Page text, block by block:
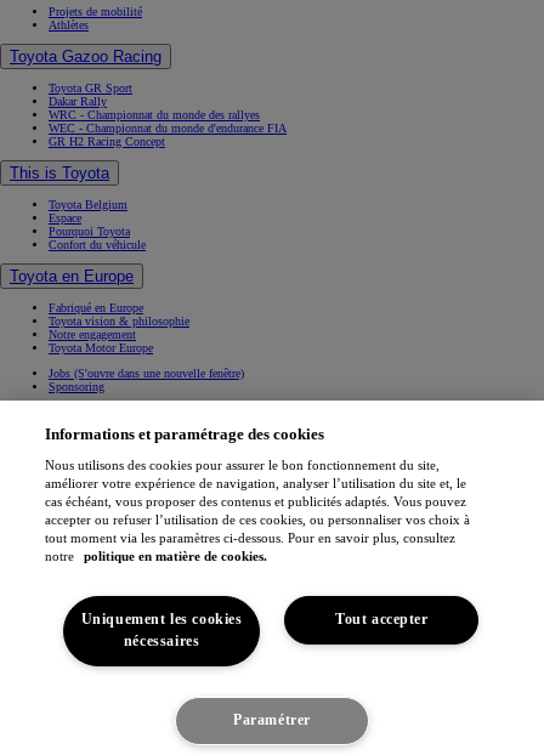
Projets de mobilité
Athlètes
Toyota Gazoo Racing
Toyota GR Sport
Dakar Rally
WRC - Championnat du monde des rallyes
WEC - Championnat du monde d'endurance FIA
GR H2 Racing Concept
This is Toyota
Toyota Belgium
Espace
Pourquoi Toyota
Confort du véhicule
Toyota en Europe
Fabriqué en Europe
Toyota vision & philosophie
Notre engagement
Toyota Motor Europe
Jobs (S'ouvre dans une nouvelle fenêtre)
Sponsoring
Contact & Infos
Trouvez un concessionnaire
Rendez-vous entretien
Rendez-vous en concession(S'ouvre dans une nouvelle fenêtre)
Contactez-nous
Nos concessionnaires
Support (FAQ)
Mentions légales
Cookies
Accessibilité
Professionnels
Application My Toyota
(S'ouvre dans une nouvelle fenêtre)
(S'ouvre dans une nouvelle fenêtre)
Informations et paramétrage des cookies
Nous utilisons des cookies pour assurer le bon fonctionnement du site,
améliorer votre expérience de navigation, analyser l’utilisation du site et, le
cas échéant, vous proposer des contenus et publicités adaptés. Vous pouvez
accepter ou refuser l’utilisation de ces cookies, ou personnaliser vos choix à
tout moment via les paramètres ci-dessous. Pour en savoir plus, consultez
notre
politique en matière de cookies.
Tout accepter
Uniquement les cookies
nécessaires
Paramétrer